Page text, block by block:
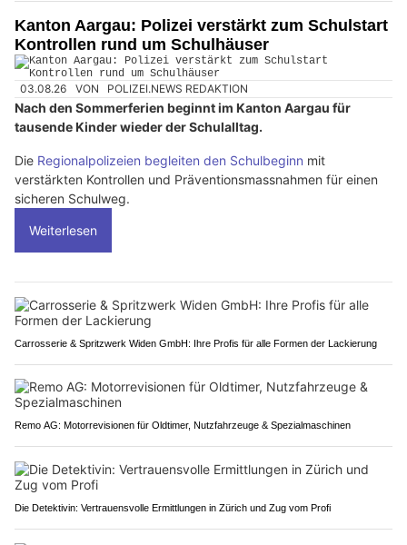
Kanton Aargau: Polizei verstärkt zum Schulstart
Kontrollen rund um Schulhäuser
03.08.26 VON POLIZEI.NEWS REDAKTION
Nach den Sommerferien beginnt im Kanton Aargau für
tausende Kinder wieder der Schulalltag.
Die Regionalpolizeien begleiten den Schulbeginn mit
verstärkten Kontrollen und Präventionsmassnahmen für einen
sicheren Schulweg.
Weiterlesen
Carrosserie & Spritzwerk Widen GmbH: Ihre Profis für alle Formen der Lackierung
Remo AG: Motorrevisionen für Oldtimer, Nutzfahrzeuge & Spezialmaschinen
Die Detektivin: Vertrauensvolle Ermittlungen in Zürich und Zug vom Profi